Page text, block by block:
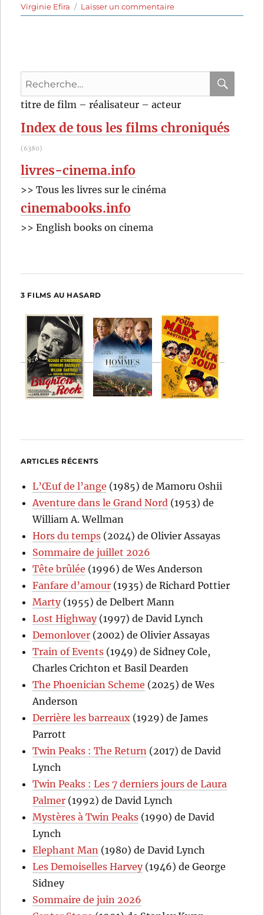
Virginie Efira
Laisser un commentairesur
Vie
Recherche
pour
titre de film – réalisateur – acteur
Index de tous les films chroniqués
(6380)
livres-cinema.info
>> Tous les livres sur le cinéma
cinemabooks.info
>> English books on cinema
3 FILMS AU HASARD
ARTICLES RÉCENTS
L’Œuf de l’ange (1985) de Mamoru Oshii
Aventure dans le Grand Nord (1953) de
William A. Wellman
Hors du temps (2024) de Olivier Assayas
Sommaire de juillet 2026
Tête brûlée (1996) de Wes Anderson
Fanfare d’amour (1935) de Richard Pottier
Marty(1955) de Delbert Mann
Lost Highway(1997) de David Lynch
Demonlover (2002) de Olivier Assayas
Train of Events (1949) de Sidney Cole,
Charles Crichton et Basil Dearden
The Phoenician Scheme (2025) de Wes
Anderson
Derrière les barreaux (1929) de James
Parrott
Twin Peaks : The Return (2017) de David
Lynch
Twin Peaks : Les 7 derniers jours de Laura
Palmer (1992) de David Lynch
Mystères à Twin Peaks (1990) de David
Lynch
Elephant Man (1980) de David Lynch
Les Demoiselles Harvey(1946) de George
Sidney
Sommaire de juin 2026